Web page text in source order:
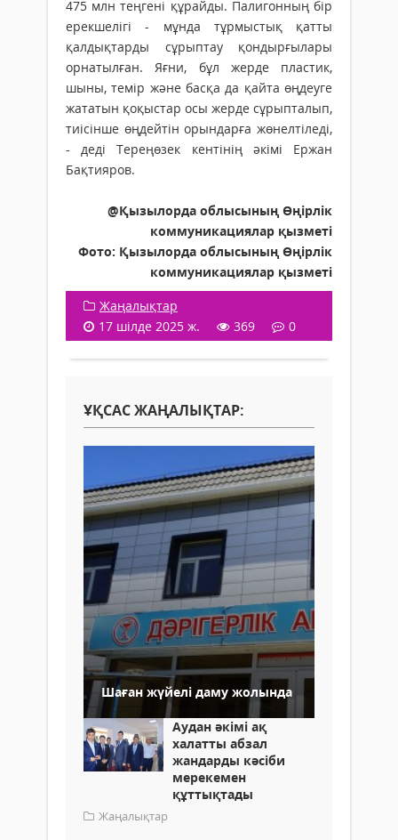
475 млн теңгені құрайды. Палигонның бір
ерекшелігі - мұнда тұрмыстық қатты
қалдықтарды сұрыптау қондырғылары
орнатылған. Яғни, бұл жерде пластик,
шыны, темір және басқа да қайта өңдеуге
жататын қоқыстар осы жерде сұрыпталып,
тиісінше өңдейтін орындарға жөнелтіледі,
- деді Тереңөзек кентінің әкімі Ержан
Бақтияров.
@Қызылорда облысының Өңірлік
коммуникациялар қызметі
Фото: Қызылорда облысының Өңірлік
коммуникациялар қызметі
Жаңалықтар
17 шілде 2025 ж.
369 0
ҰҚСАС ЖАҢАЛЫҚТАР:
Шаған жүйелі даму жолында
Аудан әкімі ақ
халатты абзал
жандарды кәсіби
мерекемен
құттықтады
Жаңалықтар